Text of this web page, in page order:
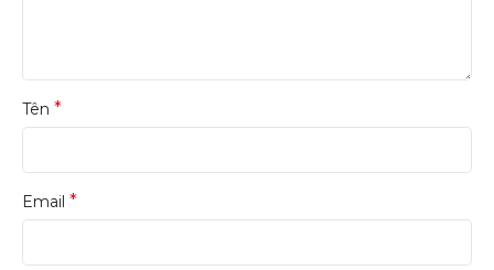
Tên *
Email *